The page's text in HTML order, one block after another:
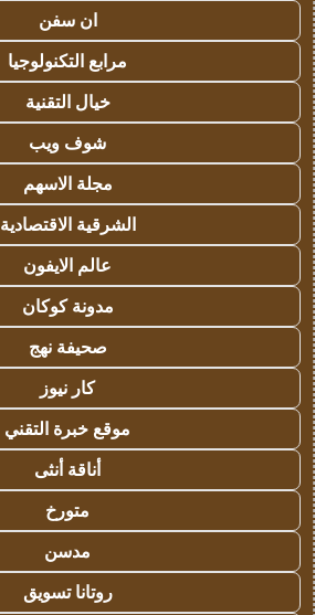
ان سفن
مرابع التكنولوجيا
خيال التقنية
شوف ويب
مجلة الاسهم
الشرقية الاقتصادية
عالم الايفون
مدونة كوكان
صحيفة نهج
كار نيوز
موقع خبرة التقني
أناقة أنثى
متورخ
مدسن
روتانا تسويق